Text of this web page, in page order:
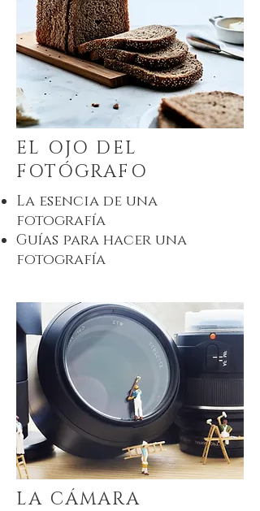
EL OJO DEL
FOTÓGRAFO
La esencia de una
fotografía
Guías para hacer una
fotografía
LA CÁMARA